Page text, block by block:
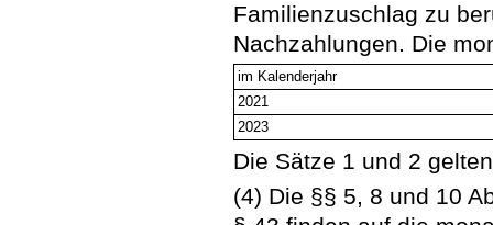
Familienzuschlag zu
Nachzahlungen. Die
im Kalenderjahr
2021
2023
Die Sätze 1 und 2
(4) Die §§ 5, 8 und 10